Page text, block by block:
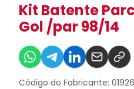
Kit Batente
Gol /par 98/14
Código do Fabricante: